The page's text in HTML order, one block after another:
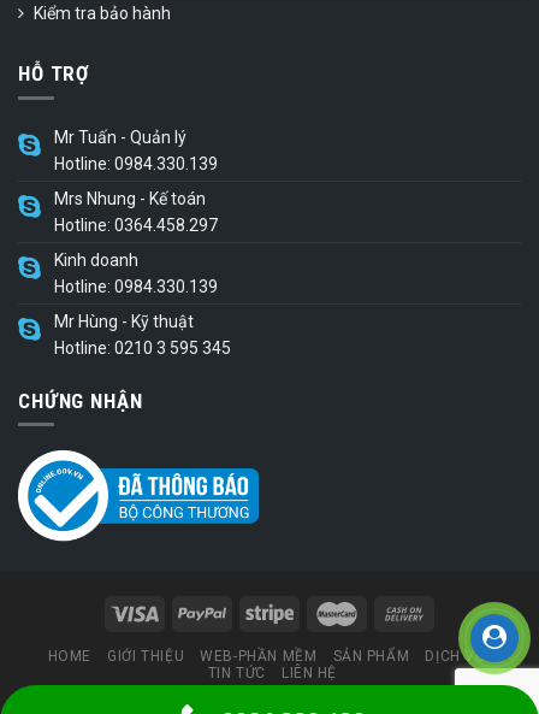
Kiểm tra bảo hành
HỖ TRỢ
Mr Tuấn - Quản lý
Hotline: 0984.330.139
Mrs Nhung - Kế toán
Hotline: 0364.458.297
Kinh doanh
Hotline: 0984.330.139
Mr Hùng - Kỹ thuật
Hotline: 0210 3 595 345
CHỨNG NHẬN
HOME GIỚI THIỆU WEB-PHẦN MỀM SẢN PHẨM
DỊCH VỤ
TIN TỨC
LIÊN HỆ